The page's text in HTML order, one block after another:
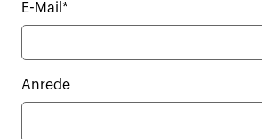
E-Mail*
Anrede